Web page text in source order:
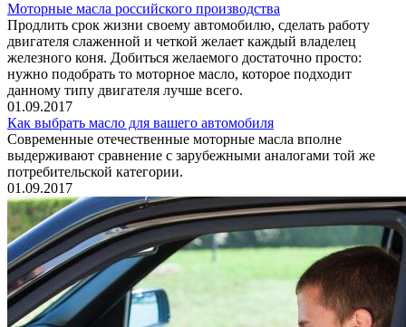
Моторные масла российского производства
Продлить срок жизни своему автомобилю, сделать работу
двигателя слаженной и четкой желает каждый владелец
железного коня. Добиться желаемого достаточно просто:
нужно подобрать то моторное масло, которое подходит
данному типу двигателя лучше всего.
01.09.2017
Как выбрать масло для вашего автомобиля
Современные отечественные моторные масла вполне
выдерживают сравнение с зарубежными аналогами той же
потребительской категории.
01.09.2017